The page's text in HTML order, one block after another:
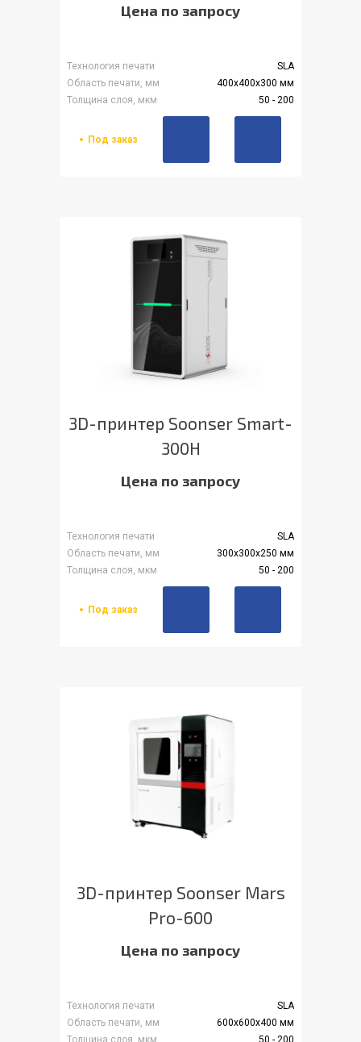
Цена по запросу
Технология печати
SLA
Область печати, мм
400x400x300 мм
Толщина слоя, мкм
50 - 200
Под заказ
3D-принтер Soonser Smart-
300H
Цена по запросу
Технология печати
SLA
Область печати, мм
300х300х250 мм
Толщина слоя, мкм
50 - 200
Под заказ
3D-принтер Soonser Mars
Pro-600
Цена по запросу
Технология печати
SLA
Область печати, мм
600x600x400 мм